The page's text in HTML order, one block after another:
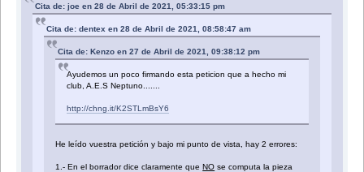
Cita de: joe en 28 de Abril de 2021, 05:33:15 pm
Cita de: dentex en 28 de Abril de 2021, 08:58:47 am
Cita de: Kenzo en 27 de Abril de 2021, 09:38:12 pm
Ayudemos un poco firmando esta peticion que a hecho mi
club, A.E.S Neptuno.......
http://chng.it/K2STLmBsY6
He leído vuestra petición y bajo mi punto de vista, hay 2 errores:
1.- En el borrador dice claramente queNO se computa la pieza